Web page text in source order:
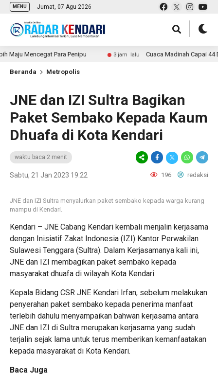
MENU Jumat, 07 Agu 2026
Mencegat Para Penipu 3 jam lalu Cuaca Madinah Capai 44
Beranda Metropolis
JNE dan IZI Sultra Bagikan
Paket Sembako Kepada Kaum
Dhuafa di Kota Kendari
waktu baca 2 menit
Sabtu, 21 Jan 2023 19:22 196 redaksi
JNE dan IZI Sultra menyalurkan paket sembako kepada warga kurang
mampu di Kendari.
Kendari – JNE Cabang Kendari kembali menjalin kerjasama
dengan Inisiatif Zakat Indonesia (IZI) Kantor Perwakilan
Sulawesi Tenggara (Sultra). Dalam Kerjasamanya kali ini,
JNE dan IZI membagikan paket sembako kepada
masyarakat dhuafa di wilayah Kota Kendari.
Kepala Bidang CSR JNE Kendari Irfan, sebelum melakukan
penyerahan paket sembako kepada penerima manfaat
terlebih dahulu menyampaikan bahwan kerjasama antara
JNE dan IZI di Sultra merupakan kerjasama yang sudah
terjalin sejak lama untuk terus memberikan kemanfaatakan
kepada masyarakat di Kota Kendari.
Baca Juga